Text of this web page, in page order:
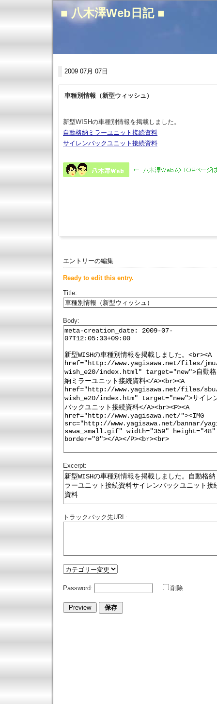
■ 八木澤Web日記 ■
2009 07月 07日
車種別情報（新型ウィッシュ）
新型WISHの車種別情報を掲載しました。
自動格納ミラーユニット接続資料
サイレンバックユニット接続資料
エントリーの編集
Ready to edit this entry.
Title:
Body:
Excerpt:
トラックバック先URL:
Password: 削除